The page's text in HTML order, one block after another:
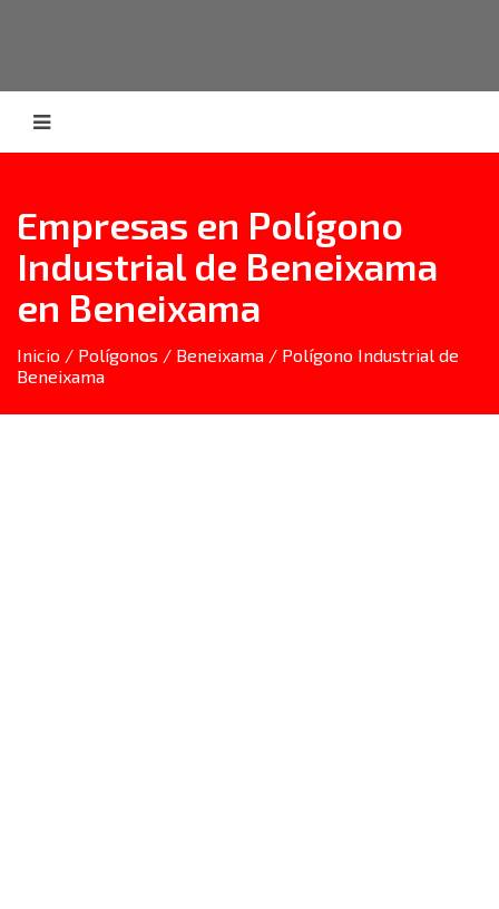
Empresas en Polígono
Industrial de Beneixama
en Beneixama
Inicio / Polígonos / Beneixama / Polígono Industrial de
Beneixama